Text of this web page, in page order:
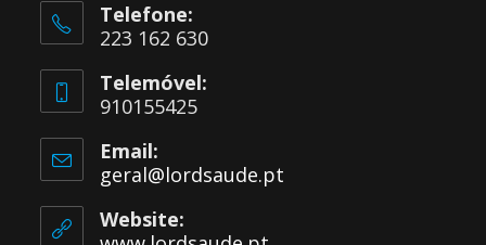
Telefone:
223 162 630
Telemóvel:
910155425
Email:
geral@lordsaude.pt
Website: